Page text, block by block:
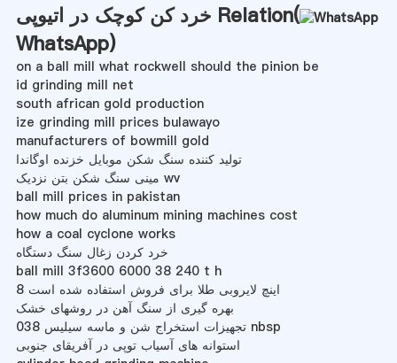
خرد کن کوچک در اتیوپی Relation(
WhatsApp)
on a ball mill what rockwell should the pinion be
id grinding mill net
south african gold production
ize grinding mill prices bulawayo
manufacturers of bowmill gold
تولید کننده سنگ شکن موبایل خزنده اوگاندا
مینی سنگ شکن بتن نزدیک wv
ball mill prices in pakistan
how much do aluminum mining machines cost
how a coal cyclone works
خرد کردن زغال سنگ دستگاه
ball mill 3f3600 6000 38 240 t h
8 اینچ لایروبی طلا برای فروش استفاده شده است
بهره گیری از سنگ آهن در روشهای خشک
تجهیزات استخراج شن و ماسه سیلیس 038 nbsp
استوانه های آسیاب توپی در آفریقای جنوبی